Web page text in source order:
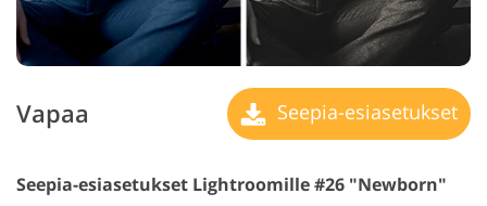
Vapaa Seepia-esiasetukset
Seepia-esiasetukset Lightroomille #26 "Newborn"